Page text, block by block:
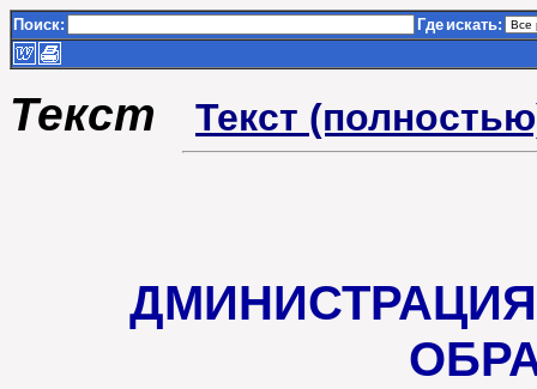
Поиск: Где искать:
Текст Текст